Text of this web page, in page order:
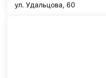
ул. Удальцова, 60